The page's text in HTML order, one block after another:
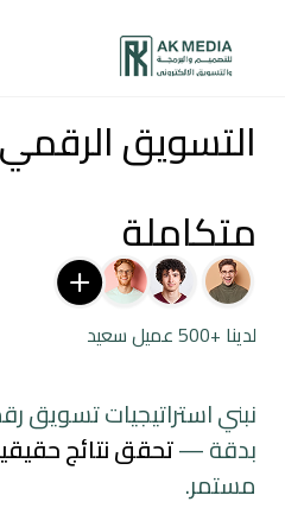
التسويق الرقمي
متكاملة
لدينا +500 عميل سعيد
نبني استراتيجيات
بدقة —تحقق نتائج
مستمر.